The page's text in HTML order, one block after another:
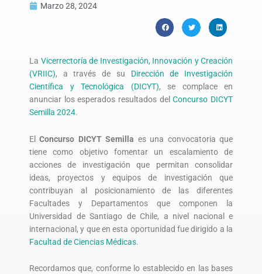
Marzo 28, 2024
La Vicerrectoría de Investigación, Innovación y Creación
(VRIIC), a través de su Dirección de Investigación
Científica y Tecnológica (DICYT), se complace en
anunciar los esperados resultados delConcurso DICYT
Semilla 2024.
ElConcurso DICYT Semilla es una convocatoria que
tiene como objetivo fomentar un escalamiento de
acciones de investigación que permitan consolidar
ideas, proyectos y equipos de investigación que
contribuyan al posicionamiento de las diferentes
Facultades y Departamentos que componen la
Universidad de Santiago de Chile, a nivel nacional e
internacional, y que en esta oportunidad fue dirigido a la
Facultad de Ciencias Médicas.
Recordamos que, conforme lo establecido en las bases